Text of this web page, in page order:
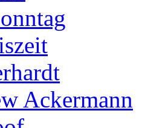
Ackermann